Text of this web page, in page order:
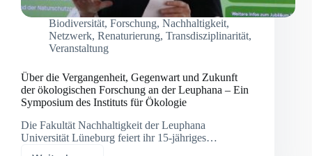
Biodiversität, Forschung, Nachhaltigkeit,
Netzwerk, Renaturierung, Transdisziplinarität,
Veranstaltung
Über die Vergangenheit, Gegenwart und Zukunft
der ökologischen Forschung an der Leuphana – Ein
Symposium des Instituts für Ökologie
Die Fakultät Nachhaltigkeit der Leuphana
Universität Lüneburg feiert ihr 15-jähriges…